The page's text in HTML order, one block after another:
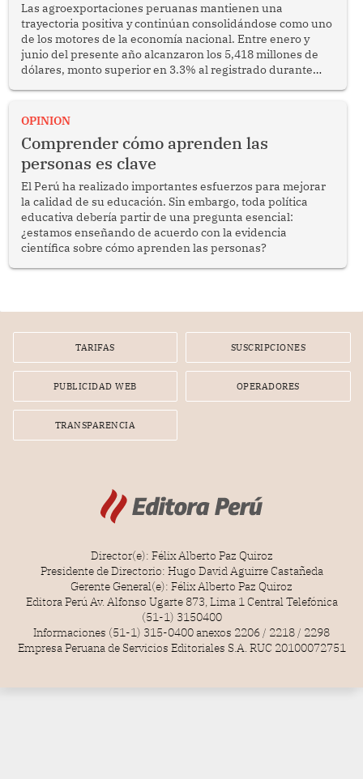
Las agroexportaciones peruanas mantienen una
trayectoria positiva y continúan consolidándose como uno
de los motores de la economía nacional. Entre enero y
junio del presente año alcanzaron los 5,418 millones de
dólares, monto superior en 3.3% al registrado durante
competir en los mercados internacionales y generar
país.
OPINION
Comprender cómo aprenden las
personas es clave
El Perú ha realizado importantes esfuerzos para mejorar
la calidad de su educación. Sin embargo, toda política
educativa debería partir de una pregunta esencial:
¿estamos enseñando de acuerdo con la evidencia
científica sobre cómo aprenden las personas?
TARIFAS SUSCRIPCIONES
PUBLICIDAD WEB OPERADORES
TRANSPARENCIA
Director(e): Félix Alberto Paz Quiroz
Presidente de Directorio: Hugo David Aguirre Castañeda
Gerente General(e): Félix Alberto Paz Quiroz
Editora Perú Av. Alfonso Ugarte 873, Lima 1 Central Telefónica
(51-1) 3150400
Informaciones (51-1) 315-0400 anexos 2206 / 2218 / 2298
Empresa Peruana de Servicios Editoriales S.A. RUC 20100072751